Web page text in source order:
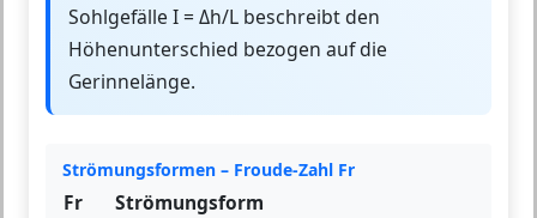
Sohlgefälle I = Δh/L beschreibt den
Höhenunterschied bezogen auf die
Gerinnelänge.
Strömungsformen – Froude-Zahl Fr
Fr
Strömungsform